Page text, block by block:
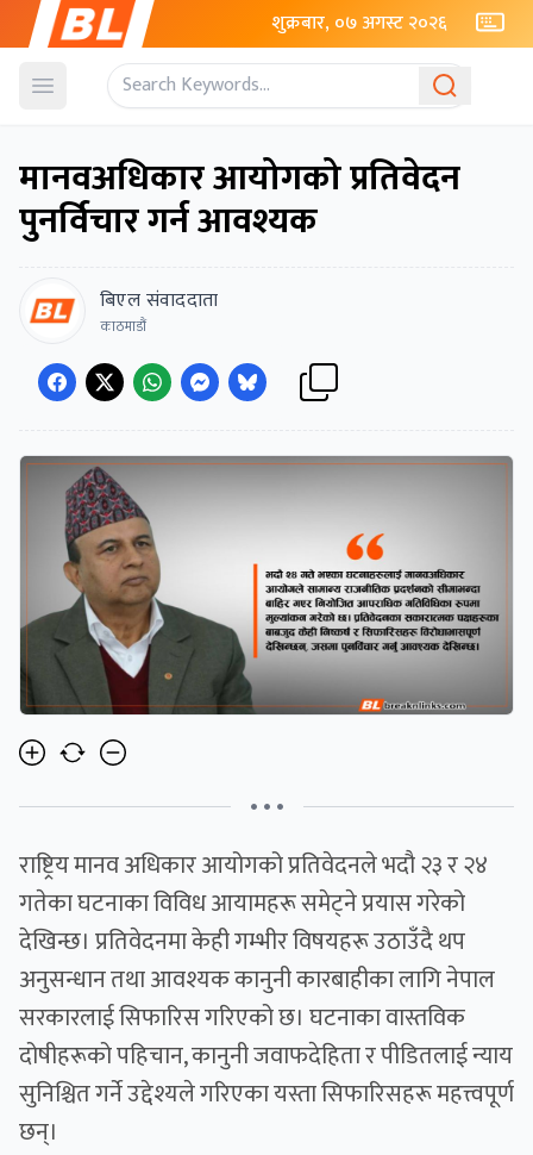
शुक्रबार, ०७ अगस्ट २०२६
Open menu
मानवअधिकार आयोगको प्रतिवेदन
पुनर्विचार गर्न आवश्यक
बिएल संवाददाता
काठमाडौं
• • •
राष्ट्रिय मानव अधिकार आयोगको प्रतिवेदनले भदौ २३ र २४
गतेका घटनाका विविध आयामहरू समेट्ने प्रयास गरेको
देखिन्छ। प्रतिवेदनमा केही गम्भीर विषयहरू उठाउँदै थप
अनुसन्धान तथा आवश्यक कानुनी कारबाहीका लागि नेपाल
सरकारलाई सिफारिस गरिएको छ। घटनाका वास्तविक
दोषीहरूको पहिचान, कानुनी जवाफदेहिता र पीडितलाई न्याय
सुनिश्चित गर्ने उद्देश्यले गरिएका यस्ता सिफारिसहरू महत्त्वपूर्ण
छन्।